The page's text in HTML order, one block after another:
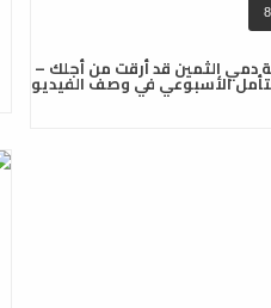
دمي الثمين قد أرقت من أجلك –
الأسبوعي في وصف الفيديو